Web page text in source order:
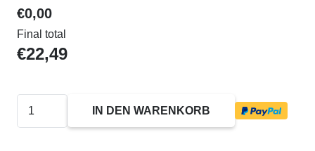
€0,00
Final total
€22,49
IN DEN WARENKORB